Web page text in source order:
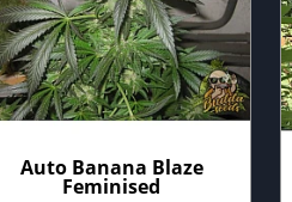
Auto Banana Blaze
Feminised